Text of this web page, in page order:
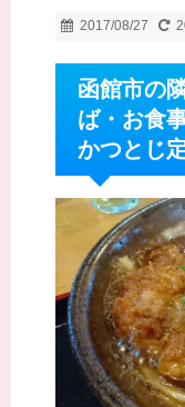
2017/08/27
函館市の
ば・お
かつとじ